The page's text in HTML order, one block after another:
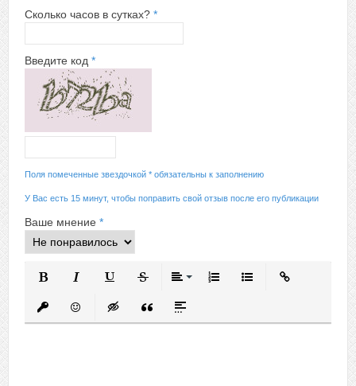
Сколько часов в сутках? *
Введите код *
Поля помеченные звездочкой * обязательны к заполнению
У Вас есть 15 минут, чтобы поправить свой отзыв после его публикации
Ваше мнение *
Маркированный
Вставить
Вставить защищенную ссылку
Вставить смайлик
Вставка скрытого текста
Вставка цитаты
Вставка спойлера